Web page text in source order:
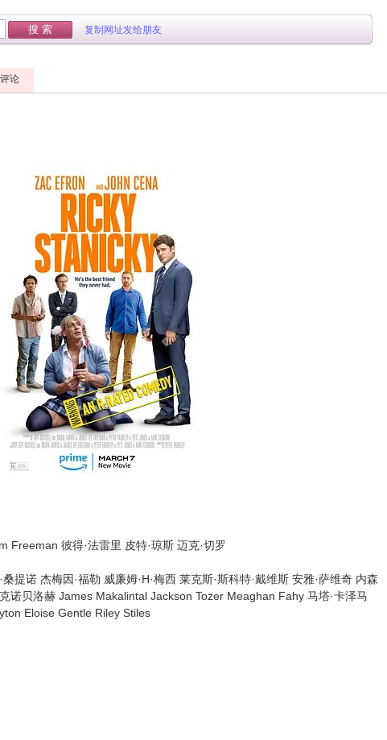
复制网址发给朋友
论
Freeman 彼得·法雷里 皮特·琼斯 迈克·切罗
提诺 杰梅因·福勒 威廉姆·H·梅西 莱克斯·斯科特·戴维斯 安雅·萨维奇 内森
诺贝洛赫 James Makalintal Jackson Tozer Meaghan Fahy 马塔·卡泽马
Eloise Gentle Riley Stiles